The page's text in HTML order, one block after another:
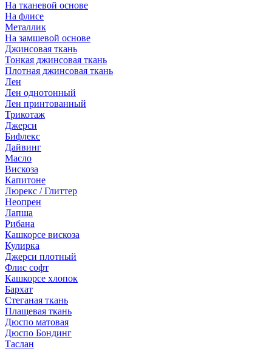
На тканевой основе
На флисе
Металлик
На замшевой основе
Джинсовая ткань
Тонкая джинсовая ткань
Плотная джинсовая ткань
Лен
Лен однотонный
Лен принтованный
Трикотаж
Джерси
Бифлекс
Дайвинг
Масло
Вискоза
Капитоне
Люрекс / Глиттер
Неопрен
Лапша
Рибана
Кашкорсе вискоза
Кулирка
Джерси плотный
Флис софт
Кашкорсе хлопок
Бархат
Стеганая ткань
Плащевая ткань
Дюспо матовая
Дюспо Бондинг
Таслан